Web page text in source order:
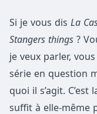
Si je vous dis La
Stangers things ?
je veux parler,
série en question
quoi il s’agit.
suffit à elle-même